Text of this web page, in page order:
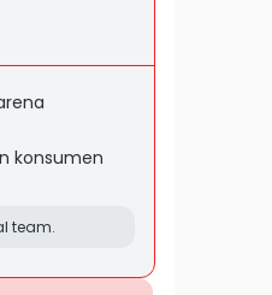
konsumen
team.